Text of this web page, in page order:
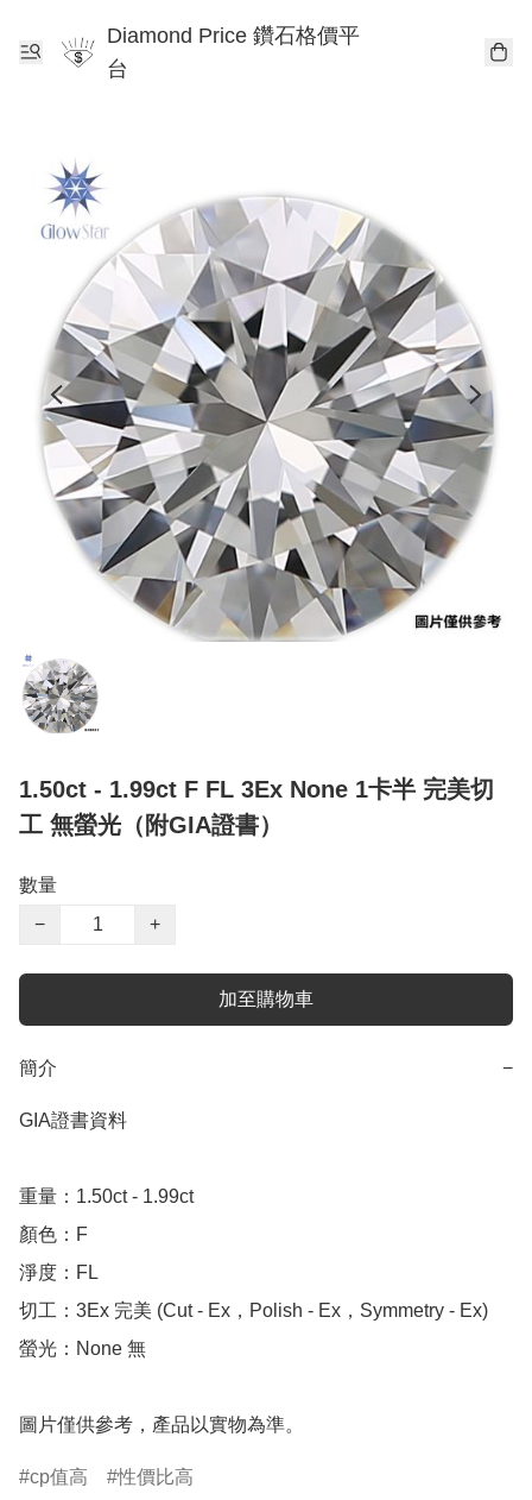
Diamond Price 鑽石格價平
台
1.50ct - 1.99ct F FL 3Ex None 1卡半 完美切
工 無螢光（附GIA證書）
數量
−
+
加至購物車
簡介 −
GIA證書資料
重量：1.50ct - 1.99ct
顏色：F
淨度：FL
切工：3Ex 完美 (Cut - Ex，Polish - Ex，Symmetry - Ex)
螢光：None 無
圖片僅供參考，產品以實物為準。
cp值高 性價比高